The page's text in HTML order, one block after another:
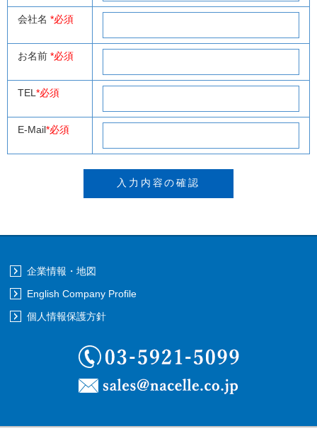
会社名 *必須
お名前 *必須
TEL *必須
E-Mail*必須
企業情報・地図
English Company Profile
個人情報保護方針